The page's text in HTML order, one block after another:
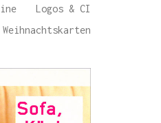
Logos & CI
Weihnachtskarten